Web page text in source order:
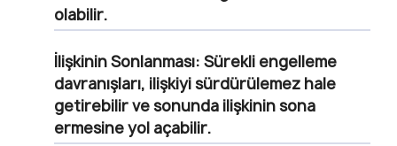
olabilir.
İlişkinin Sonlanması: Sürekli engelleme
davranışları, ilişkiyi sürdürülemez hale
getirebilir ve sonunda ilişkinin sona
ermesine yol açabilir.